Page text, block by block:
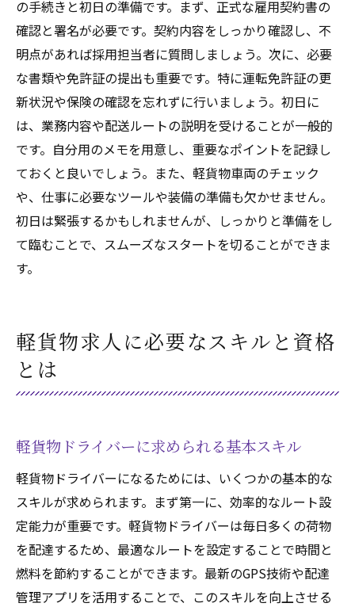
の手続きと初日の準備です。まず、正式な雇用契約書の
確認と署名が必要です。契約内容をしっかり確認し、不
明点があれば採用担当者に質問しましょう。次に、必要
な書類や免許証の提出も重要です。特に運転免許証の更
新状況や保険の確認を忘れずに行いましょう。初日に
は、業務内容や配送ルートの説明を受けることが一般的
です。自分用のメモを用意し、重要なポイントを記録し
ておくと良いでしょう。また、軽貨物車両のチェック
や、仕事に必要なツールや装備の準備も欠かせません。
初日は緊張するかもしれませんが、しっかりと準備をし
て臨むことで、スムーズなスタートを切ることができま
す。
軽貨物求人に必要なスキルと資格
とは
軽貨物ドライバーに求められる基本スキル
軽貨物ドライバーになるためには、いくつかの基本的な
スキルが求められます。まず第一に、効率的なルート設
定能力が重要です。軽貨物ドライバーは毎日多くの荷物
を配達するため、最適なルートを設定することで時間と
燃料を節約することができます。最新のGPS技術や配達
管理アプリを活用することで、このスキルを向上させる